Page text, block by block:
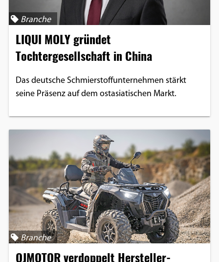
Branche
LIQUI MOLY gründet
Tochtergesellschaft in China
Das deutsche Schmierstoffunternehmen stärkt
seine Präsenz auf dem ostasiatischen Markt.
Branche
QJMOTOR verdoppelt Hersteller-